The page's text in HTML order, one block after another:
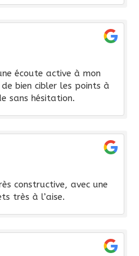
écoute active à mon
bien cibler les points à
sans hésitation.
constructive, avec une
très à l’aise.